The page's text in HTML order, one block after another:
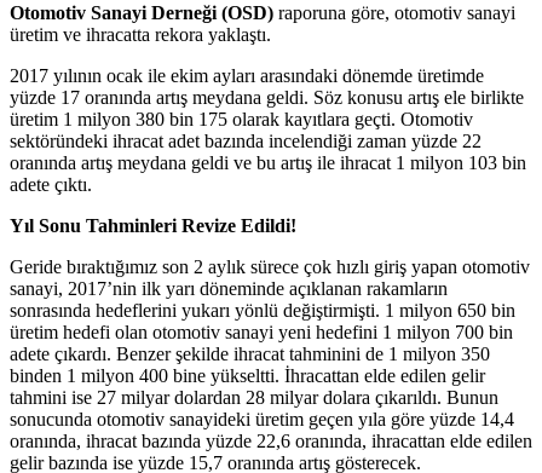
Otomotiv Sanayi Derneği (OSD) raporuna göre, otomotiv sanayi
üretim ve ihracatta rekora yaklaştı.
2017 yılının ocak ile ekim ayları arasındaki dönemde üretimde
yüzde 17 oranında artış meydana geldi. Söz konusu artış ele birlikte
üretim 1 milyon 380 bin 175 olarak kayıtlara geçti. Otomotiv
sektöründeki ihracat adet bazında incelendiği zaman yüzde 22
oranında artış meydana geldi ve bu artış ile ihracat 1 milyon 103 bin
adete çıktı.
Yıl Sonu Tahminleri Revize Edildi!
Geride bıraktığımız son 2 aylık sürece çok hızlı giriş yapan otomotiv
sanayi, 2017’nin ilk yarı döneminde açıklanan rakamların
sonrasında hedeflerini yukarı yönlü değiştirmişti. 1 milyon 650 bin
üretim hedefi olan otomotiv sanayi yeni hedefini 1 milyon 700 bin
adete çıkardı. Benzer şekilde ihracat tahminini de 1 milyon 350
binden 1 milyon 400 bine yükseltti. İhracattan elde edilen gelir
tahmini ise 27 milyar dolardan 28 milyar dolara çıkarıldı. Bunun
sonucunda otomotiv sanayideki üretim geçen yıla göre yüzde 14,4
oranında, ihracat bazında yüzde 22,6 oranında, ihracattan elde edilen
gelir bazında ise yüzde 15,7 oranında artış gösterecek.